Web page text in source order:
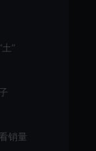
”
销量